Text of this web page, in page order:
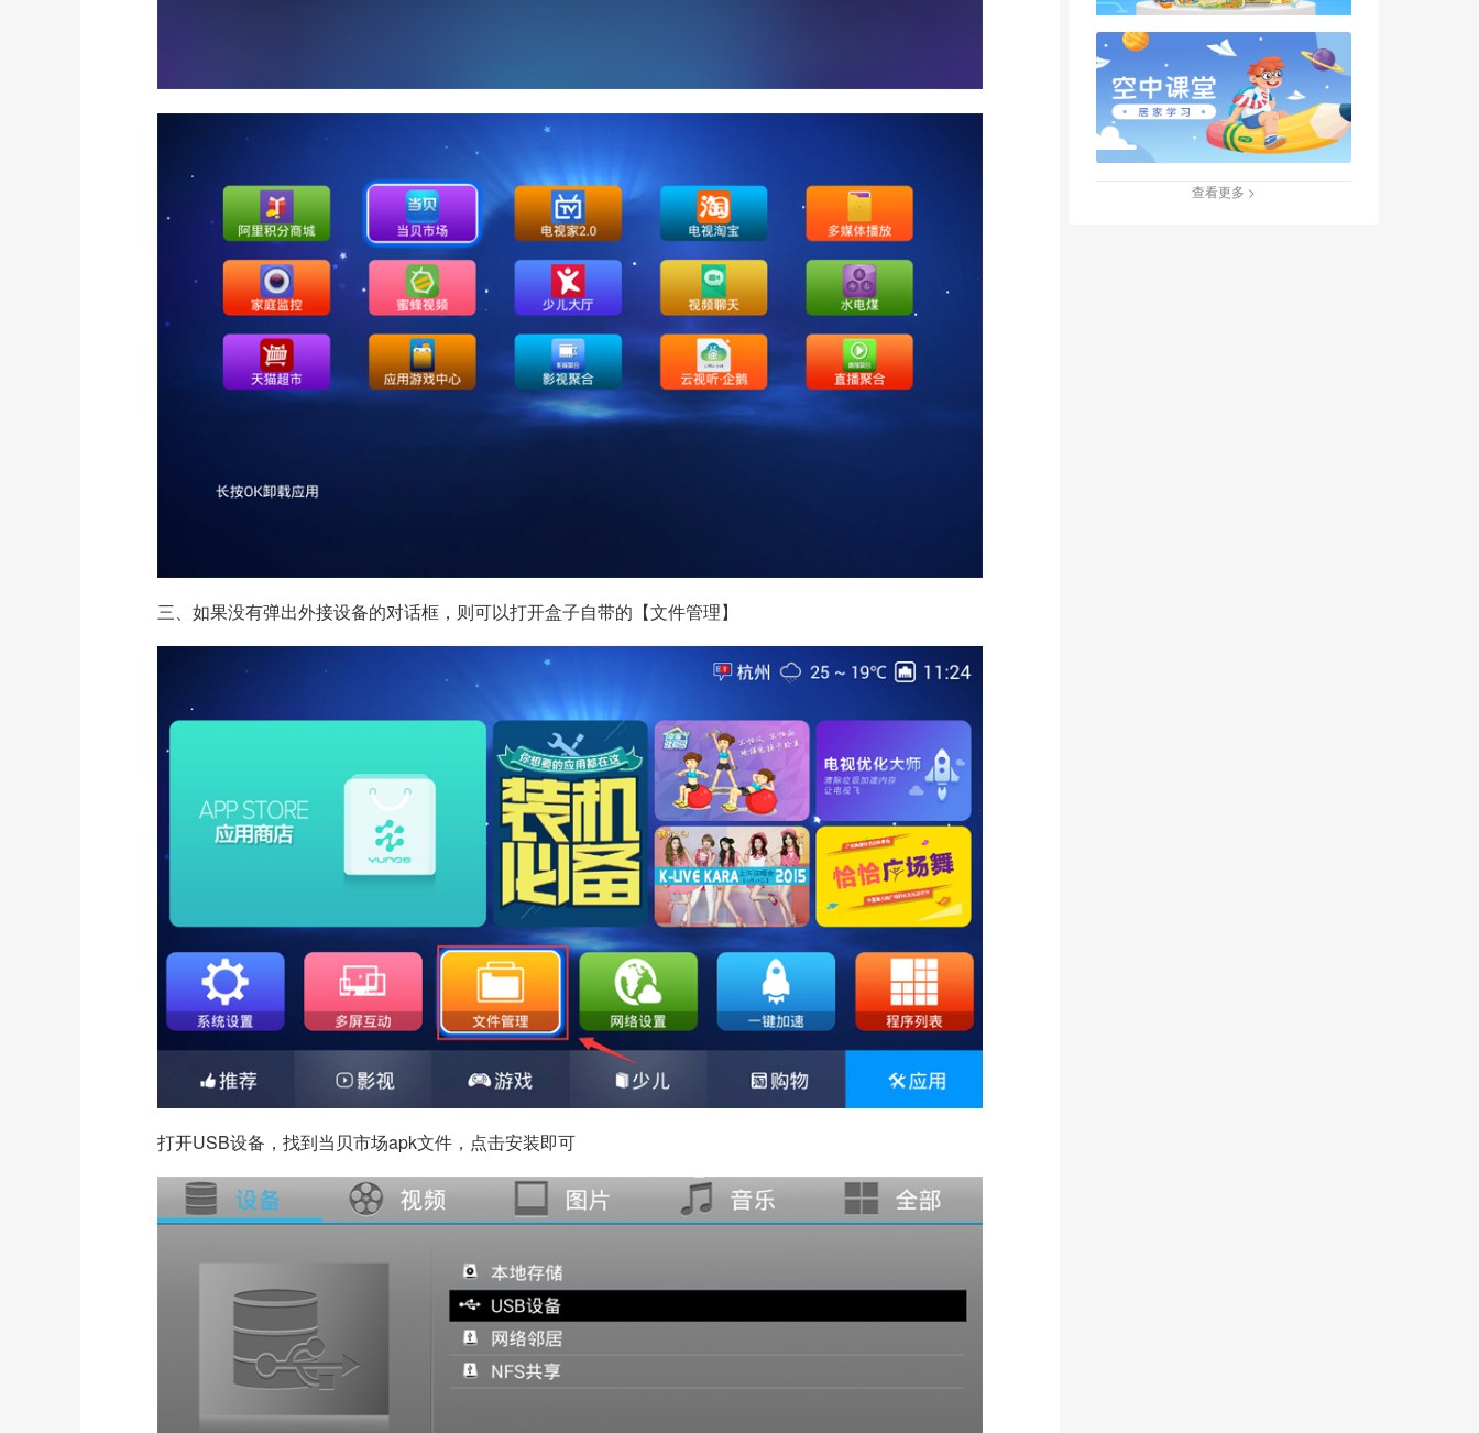
三、如果没有弹出外接设备的对话框，则可以打开盒子自带的【文件管理】
打开USB设备，找到当贝市场apk文件，点击安装即可
查看更多 >